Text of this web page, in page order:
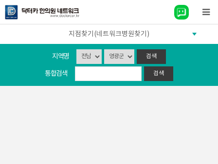
지점찾기(네트워크병원찾기)
지역명
통합검색